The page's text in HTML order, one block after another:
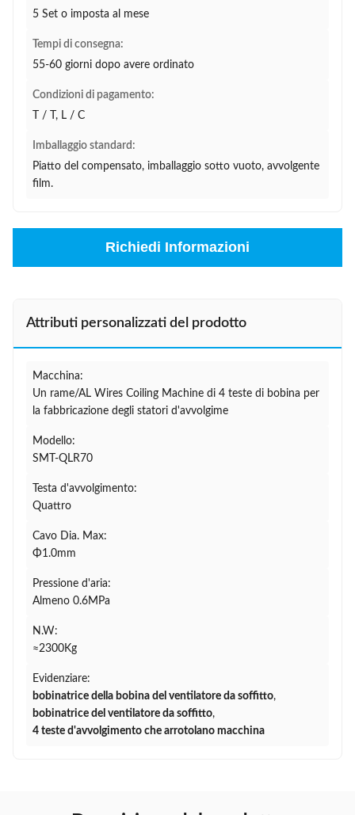
5 Set o imposta al mese
Tempi di consegna:
55-60 giorni dopo avere ordinato
Condizioni di pagamento:
T / T, L / C
Imballaggio standard:
Piatto del compensato, imballaggio sotto vuoto, avvolgente
film.
Richiedi Informazioni
Attributi personalizzati del prodotto
Macchina:
Un rame/AL Wires Coiling Machine di 4 teste di bobina per
la fabbricazione degli statori d'avvolgime
Modello:
SMT-QLR70
Testa d'avvolgimento:
Quattro
Cavo Dia. Max:
Φ1.0mm
Pressione d'aria:
Almeno 0.6MPa
N.W:
≈2300Kg
Evidenziare:
bobinatrice della bobina del ventilatore da soffitto,
bobinatrice del ventilatore da soffitto,
4 teste d'avvolgimento che arrotolano macchina